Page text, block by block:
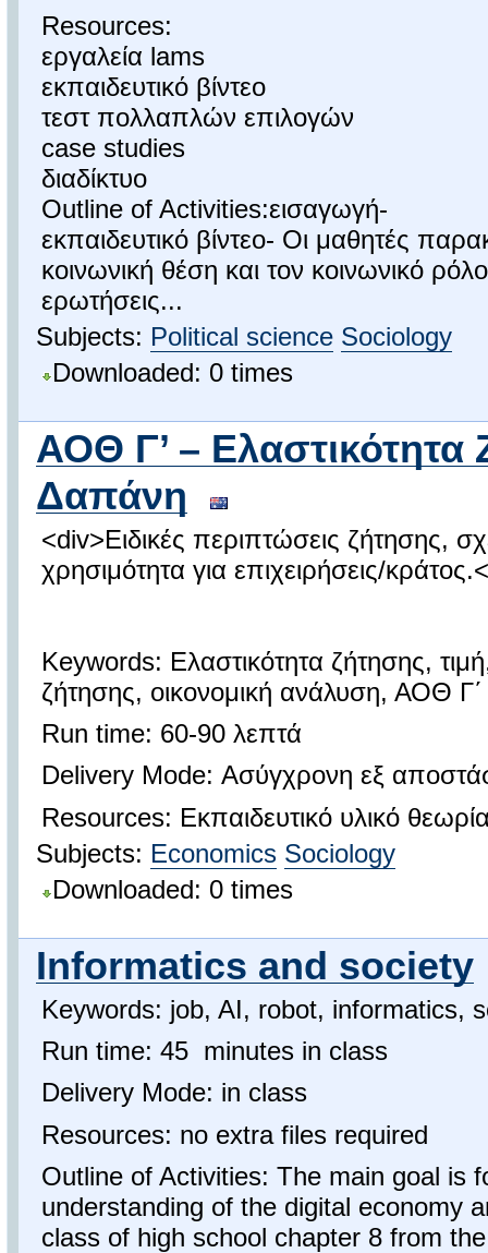
Resources:
εργαλεία lams
εκπαιδευτικό βίντεο
τεστ πολλαπλών επιλογών
case studies
διαδίκτυο
Outline of Activities:εισαγωγή-
εκπαιδευτικό βίντεο- Οι μαθητές
κοινωνική θέση και τον κοινωνικό ρόλο
ερωτήσεις...
Subjects: Political science Sociology
Downloaded: 0 times
ΑΟΘ Γ’ – Ελαστικότητα
Δαπάνη
<div>Ειδικές περιπτώσεις ζήτησης,
χρησιμότητα για επιχειρήσεις/
Keywords: Ελαστικότητα ζήτησης,
ζήτησης, οικονομική ανάλυση, ΑΟΘ Γ΄
Run time: 60-90 λεπτά
Delivery Mode: Ασύγχρονη εξ
Resources: Εκπαιδευτικό υλικό
Subjects: Economics Sociology
Downloaded: 0 times
Informatics and society
Keywords: job, AI, robot, informatics,
Run time: 45 minutes in class
Delivery Mode: in class
Resources: no extra files required
Outline of Activities: The main goal is
understanding of the digital economy
class of high school chapter 8 from